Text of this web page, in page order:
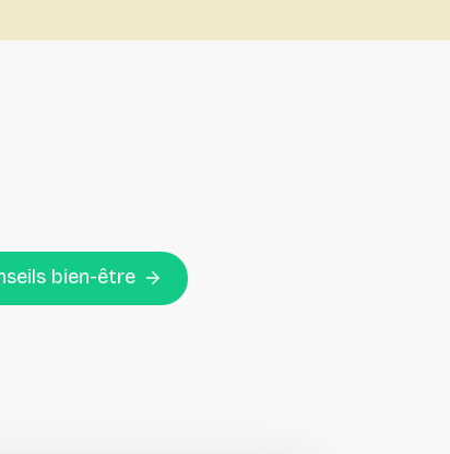
bien-être